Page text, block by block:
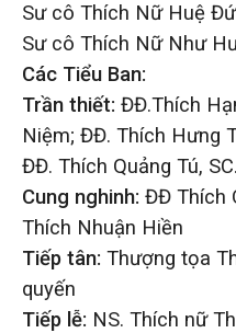
Sư cô Thích Nữ Huệ
Sư cô Thích Nữ Như
Các Tiểu Ban:
Trần thiết: ĐĐ.Thích
Niệm; ĐĐ. Thích Hưng
ĐĐ. Thích Quảng Tú,
Cung nghinh: ĐĐ Thích
Thích Nhuận Hiền
Tiếp tân: Thượng tọa
quyến
Tiếp lễ: NS. Thích nữ